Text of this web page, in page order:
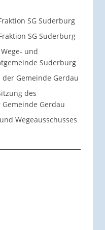
SG Suderburg
SG Suderburg
und
Suderburg
der Gemeinde Gerdau
des
Gerdau
Wegeausschusses